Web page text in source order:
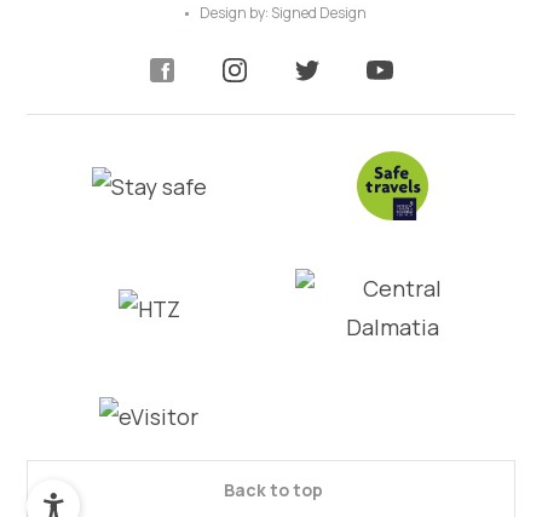
Design by: Signed Design
Back to top